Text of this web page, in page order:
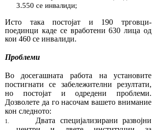
3.550 се инвалиди;
Исто така постојат и 190 трговци-
поединци ка­де се вработени 630 лица од
кои 460 се инва­лиди.
Проблеми
Во досегашната работа на установите
постигнати се забележителни резултати,
но постојат и одредени проблеми.
Дозволете да го насочам вашето внимание
кон следното:
1.
Двата специјализирани развојни